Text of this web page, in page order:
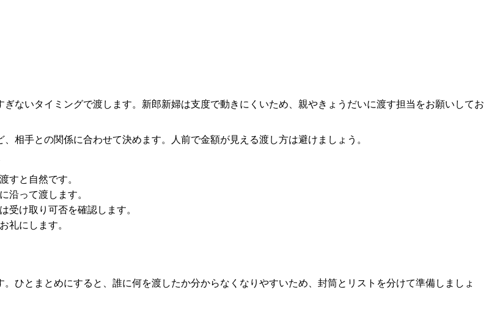
ないタイミングで渡します。新郎新婦は支度で動きにくいため、親やきょうだいに渡す担当をお願いしてお
相手との関係に合わせて決めます。人前で金額が見える渡し方は避けましょう。
すと自然です。
沿って渡します。
受け取り可否を確認します。
礼にします。
ひとまとめにすると、誰に何を渡したか分からなくなりやすいため、封筒とリストを分けて準備しましょ